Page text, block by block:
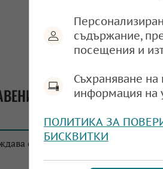
14:37
фермерите в Австрия да
съдържание,
посещения и
Съхраняване
информация на
ПОЛИТИКА ЗА
БИСКВИТКИ